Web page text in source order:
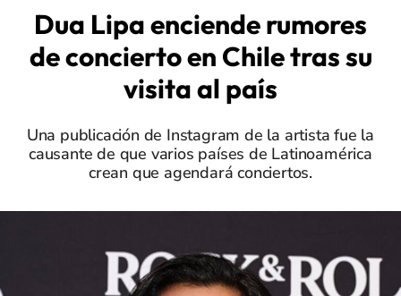
Dua Lipa enciende rumores
de concierto en Chile tras su
visita al país
Una publicación de Instagram de la artista fue la
causante de que varios países de Latinoamérica
crean que agendará conciertos.